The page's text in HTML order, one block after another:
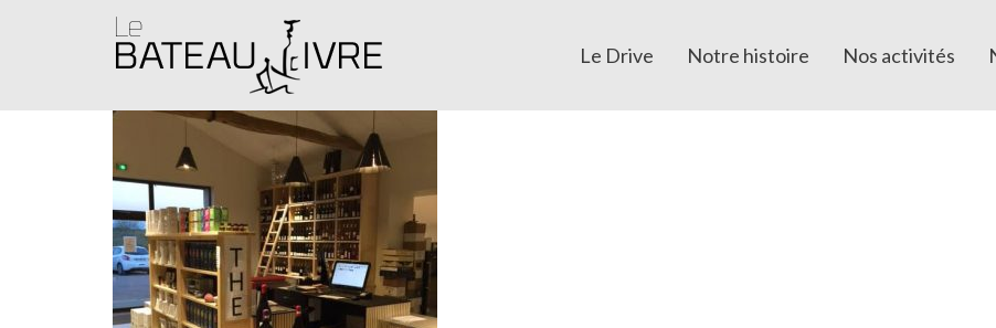
Le Drive Notre histoire Nos activités